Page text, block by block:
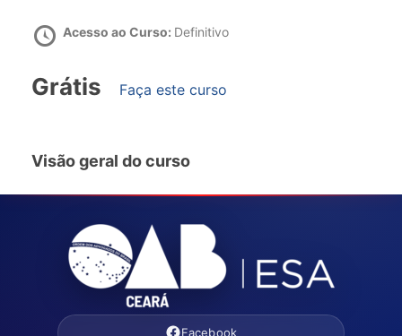
Acesso ao Curso: Definitivo
Grátis Faça este curso
Visão geral do curso
Facebook